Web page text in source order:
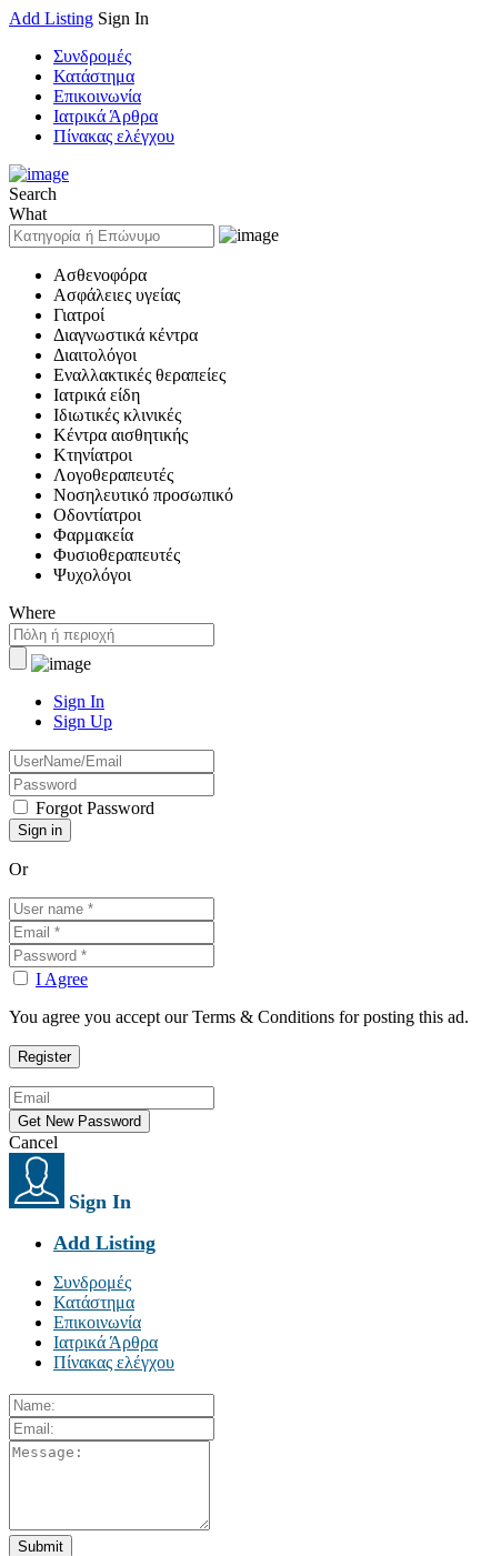
Add Listing Sign In
Συνδρομές
Κατάστημα
Επικοινωνία
Ιατρικά Άρθρα
Πίνακας ελέγχου
Search
What
Ασθενοφόρα
Ασφάλειες υγείας
Γιατροί
Διαγνωστικά κέντρα
Διαιτολόγοι
Εναλλακτικές θεραπείες
Ιατρικά είδη
Ιδιωτικές κλινικές
Κέντρα αισθητικής
Κτηνίατροι
Λογοθεραπευτές
Νοσηλευτικό προσωπικό
Οδοντίατροι
Φαρμακεία
Φυσιοθεραπευτές
Ψυχολόγοι
Where
Sign In
Sign Up
Forgot Password
Or
I Agree
You agree you accept our Terms & Conditions for posting this ad.
Cancel
Sign In
Add Listing
Συνδρομές
Κατάστημα
Επικοινωνία
Ιατρικά Άρθρα
Πίνακας ελέγχου